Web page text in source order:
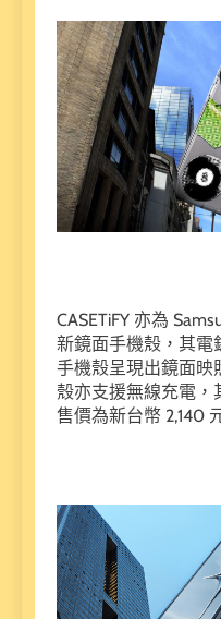
CASETiFY 亦為
新鏡面手機殼，其電
手機殼呈現出鏡面映
殼亦支援無線充電，
售價為新台幣 2,140